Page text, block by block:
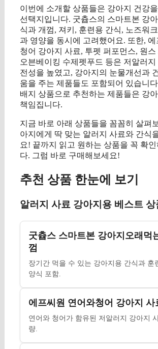
이번에 소개할 상품들은 강아지 건강
선택지입니다. 굿츕스의 스마트본 강
식과 개껌, 져키, 훈련용 간식, 노즈워
과 영양을 동시에 고려했어요. 또한,
청어 강아지 사료, 투펫 퍼포먼스, 원스
오븐베이킹 수제펫푸드 등은 저알러
전성을 높였고, 강아지의 눈물개선과
움을 주는 제품들도 포함되어 있습니
배지 상품으로 추천하는 제품들은 강
책임집니다.
지금 바로 아래 상품들을 꼼꼼히 살펴
아지에게 딱 맞는 알러지 사료와 간식
요! 끝까지 읽고 원하는 상품을 꼭 확인
다. 그럼 바로 구매해보세요!
추천 상품 한눈에 보기
알러지 사료 강아지용 베스트 상
굿츕스 스마트본 강아지오래먹
껌
장기간 먹을 수 있는 강아지용 간식과 훈
양식 포함.
에프씨원 연어와청어 강아지 사
연어와 청어가 함유된 저알러지 강아지
량.